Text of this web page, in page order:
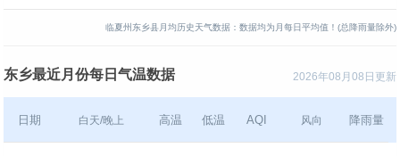
临夏州东乡县月均历史天气数据：数据均为月每日平均值！(总降雨量除外)
2026年08月08日更新
东乡最近月份每日气温数据
日期 白天/晚上 高温 低温 AQI 风向 降雨量